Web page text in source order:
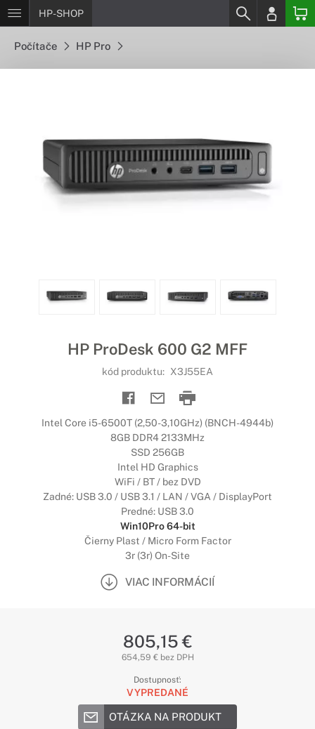
HP-SHOP
Počítače HP Pro
HP ProDesk 600 G2 MFF
kód produktu: X3J55EA
Intel Core i5-6500T (2,50-3,10GHz) (BNCH-4944b)
8GB DDR4 2133MHz
SSD 256GB
Intel HD Graphics
WiFi / BT / bez DVD
Zadné: USB 3.0 / USB 3.1 / LAN / VGA / DisplayPort
Predné: USB 3.0
Win10Pro 64-bit
Čierny Plast / Micro Form Factor
3r (3r) On-Site
VIAC INFORMÁCIÍ
805,15 €
654,59 € bez DPH
Dostupnosť:
VYPREDANÉ
OTÁZKA NA PRODUKT